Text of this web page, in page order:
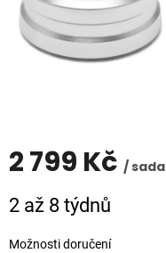
2 799 Kč / sada
cena:
2 až 8 týdnů
Možnosti doručení